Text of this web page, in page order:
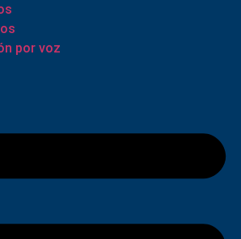
por voz